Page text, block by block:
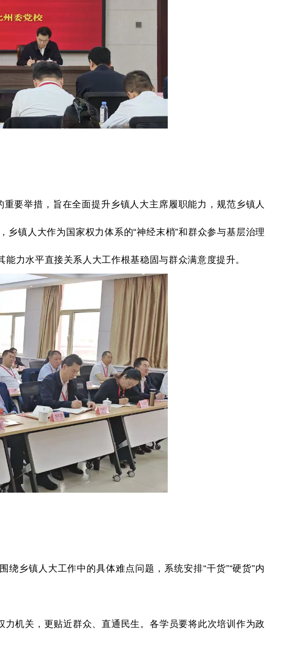
要举措，旨在全面提升乡镇人大主席履职能力，规范乡镇人
乡镇人大作为国家权力体系的“神经末梢”和群众参与基层治理
力水平直接关系人大工作根基稳固与群众满意度提升。
绕乡镇人大工作中的具体难点问题，系统安排“干货”“硬货”内
力机关，更贴近群众、直通民生。各学员要将此次培训作为政